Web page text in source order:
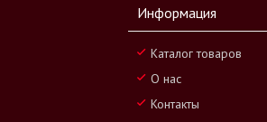
Информация
Каталог товаров
О нас
Контакты